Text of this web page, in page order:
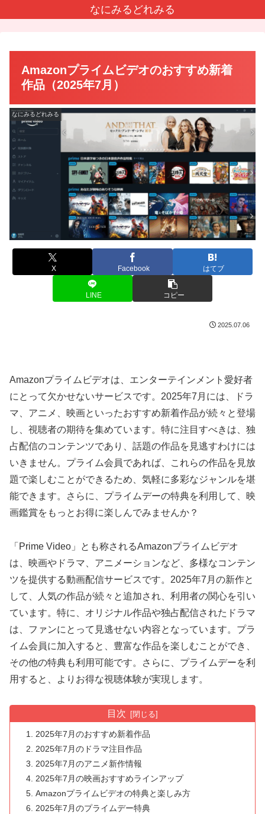
なにみるどれみる
Amazonプライムビデオのおすすめ新着
作品（2025年7月）
なにみるどれみる
X Facebook はてブ
LINE コピー
2025.07.06
Amazonプライムビデオは、エンターテインメント愛好者
にとって欠かせないサービスです。2025年7月には、ドラ
マ、アニメ、映画といったおすすめ新着作品が続々と登場
し、視聴者の期待を集めています。特に注目すべきは、独
占配信のコンテンツであり、話題の作品を見逃すわけには
いきません。プライム会員であれば、これらの作品を見放
題で楽しむことができるため、気軽に多彩なジャンルを堪
能できます。さらに、プライムデーの特典を利用して、映
画鑑賞をもっとお得に楽しんでみませんか？
「Prime Video」とも称されるAmazonプライムビデオ
は、映画やドラマ、アニメーションなど、多様なコンテン
ツを提供する動画配信サービスです。2025年7月の新作と
して、人気の作品が続々と追加され、利用者の関心を引い
ています。特に、オリジナル作品や独占配信されたドラマ
は、ファンにとって見逃せない内容となっています。プラ
イム会員に加入すると、豊富な作品を楽しむことができ、
その他の特典も利用可能です。さらに、プライムデーを利
用すると、よりお得な視聴体験が実現します。
目次
2025年7月のおすすめ新着作品
2025年7月のドラマ注目作品
2025年7月のアニメ新作情報
2025年7月の映画おすすめラインアップ
Amazonプライムビデオの特典と楽しみ方
2025年7月のプライムデー特典